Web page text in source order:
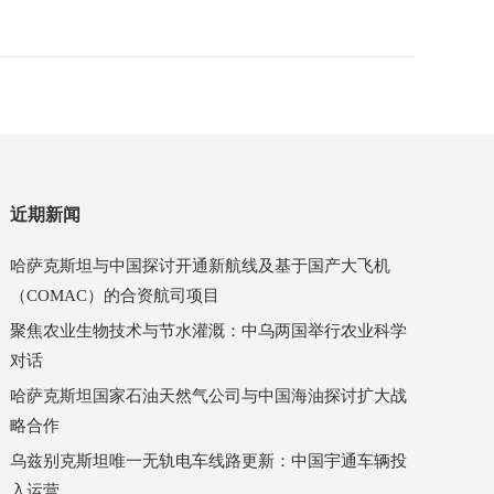
近期新闻
哈萨克斯坦与中国探讨开通新航线及基于国产大飞机
（COMAC）的合资航司项目
聚焦农业生物技术与节水灌溉：中乌两国举行农业科学
对话
哈萨克斯坦国家石油天然气公司与中国海油探讨扩大战
略合作
乌兹别克斯坦唯一无轨电车线路更新：中国宇通车辆投